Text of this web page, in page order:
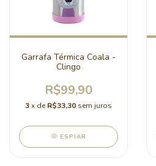
Garrafa Térmica Coala -
Clingo
R$99,90
3x de R$33,30 sem juros
ESPIAR